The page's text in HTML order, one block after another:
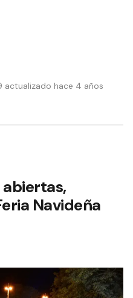
actualizado hace 4 años
Navideña